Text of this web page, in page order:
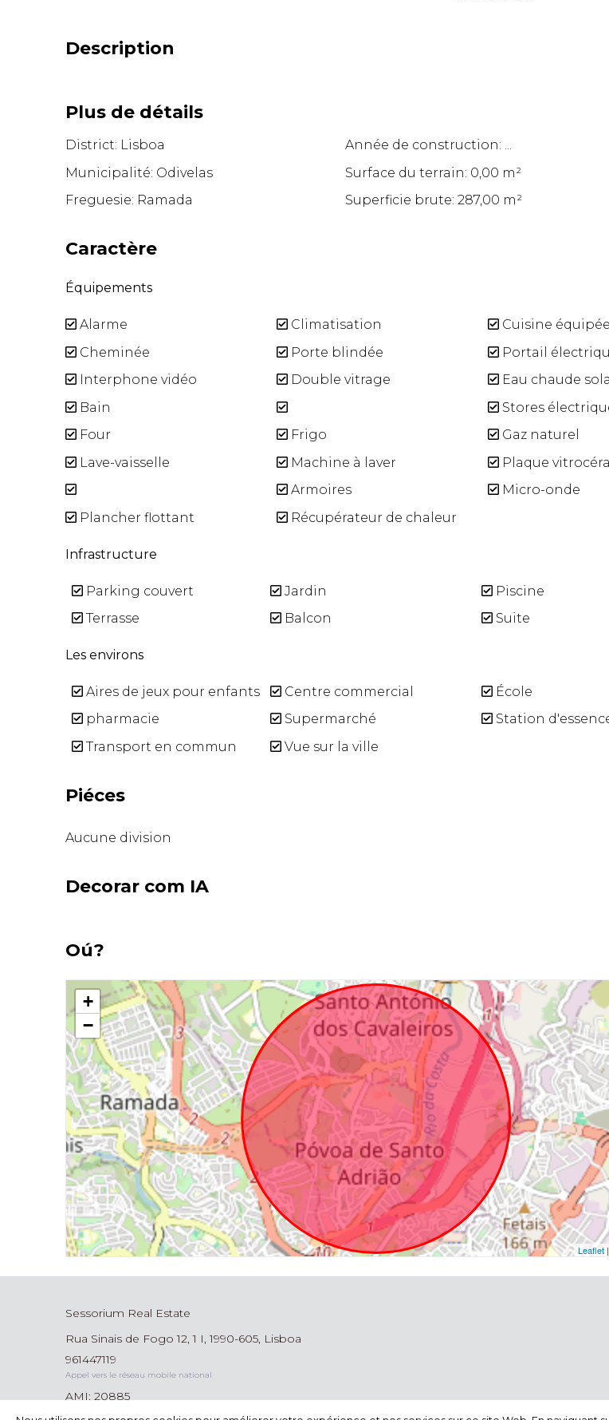
Description
Plus de détails
District: Lisboa
Année de construction: ...
Municipalité: Odivelas
Surface du terrain: 0,00 m²
Freguesie: Ramada
Superficie brute: 287,00 m²
Caractère
Équipements
Alarme Climatisation
Cuisine équipée
Cheminée
Porte blindée
Portail
Interphone vidéo
Double vitrage
Eau chaude
Bain
Stores
Four
Frigo
Gaz naturel
Lave-vaisselle
Machine à laver
Plaque
Armoires
Micro-onde
Plancher flottant
Récupérateur de chaleur
Infrastructure
Parking couvert Jardin
Piscine
Terrasse
Balcon Suite
Les environs
Aires de jeux pour enfants Centre commercial
École
pharmacie
Supermarché
Station
Transport en commun
Vue sur la ville
Piéces
Aucune division
Decorar com IA
Oú?
+
−
Leaflet|
Sessorium Real Estate
Rua Sinais de Fogo 12, 1 I, 1990-605, Lisboa
961447119
Appel vers le réseau mobile national
AMI: 20885